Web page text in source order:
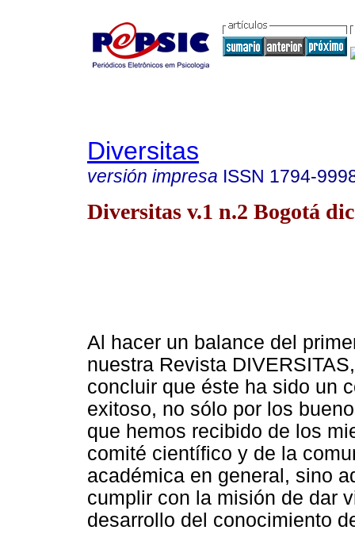
Diversitas
versión impresa ISSN 1794-
Diversitas v.1 n.2 Bogotá
Al hacer un balance del
nuestra Revista
concluir que éste ha sido un
exitoso, no sólo por los
que hemos recibido de los
comité científico y de la
académica en general, sino
cumplir con la misión de dar
desarrollo del conocimiento